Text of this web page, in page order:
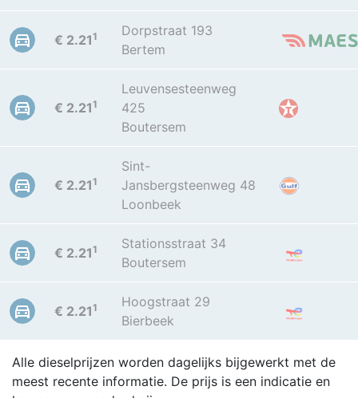
€ 2.211
Dorpstraat 193
Bertem
€ 2.211
Leuvensesteenweg
425
Boutersem
€ 2.211
Sint-
Jansbergsteenweg 48
Loonbeek
€ 2.211
Stationsstraat 34
Boutersem
€ 2.211
Hoogstraat 29
Bierbeek
Alle dieselprijzen worden dagelijks bijgewerkt met de
meest recente informatie. De prijs is een indicatie en